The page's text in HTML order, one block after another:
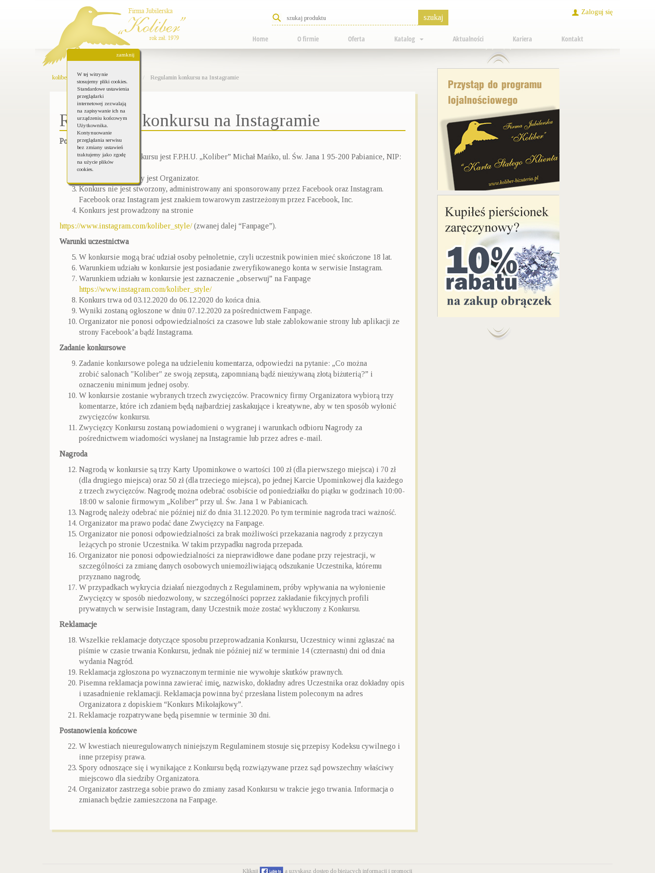
W tej witrynie
stosujemy pliki cookies.
Standardowe ustawienia
przeglądarki
internetowej zezwalają
na zapisywanie ich na
urządzeniu końcowym
Użytkownika.
Kontynuowanie
przeglądania serwisu
bez zmiany ustawień
traktujemy jako zgodę
na użycie plików
cookies.
zamknij
Zaloguj się
Home O firmie Oferta Katalog Aktualności Kariera Kontakt
koliber-bizuteria.pl Regulamin konkursu na Instagramie
Regulamin konkursu na Instagramie
Postanowienia ogólne
Organizatorem konkursu jest F.P.H.U. „Koliber” Michał Mańko, ul. Św. Jana 1 95-200 Pabianice, NIP:
728-234-89-81
Fundatorem nagrody jest Organizator.
Konkurs nie jest stworzony, administrowany ani sponsorowany przez Facebook oraz Instagram.
Facebook oraz Instagram jest znakiem towarowym zastrzeżonym przez Facebook, Inc.
Konkurs jest prowadzony na stronie
https://www.instagram.com/koliber_style/(zwanej dalej “Fanpage”).
Warunki uczestnictwa
W konkursie mogą brać udział osoby pełnoletnie, czyli uczestnik powinien mieć skończone 18 lat.
Warunkiem udziału w konkursie jest posiadanie zweryfikowanego konta w serwisie Instagram.
Warunkiem udziału w konkursie jest zaznaczenie „obserwuj” na Fanpage
https://www.instagram.com/koliber_style/
Konkurs trwa od 03.12.2020 do 06.12.2020 do końca dnia.
Wyniki zostaną ogłoszone w dniu 07.12.2020 za pośrednictwem Fanpage.
Organizator nie ponosi odpowiedzialności za czasowe lub stałe zablokowanie strony lub aplikacji ze
strony Facebook’a bądź Instagrama.
Zadanie konkursowe
Zadanie konkursowe polega na udzieleniu komentarza, odpowiedzi na pytanie: „Co można
zrobić salonach "Koliber" ze swoją zepsutą, zapomnianą bądź nieużywaną złotą biżuterią?” i
oznaczeniu minimum jednej osoby.
W konkursie zostanie wybranych trzech zwycięzców. Pracownicy firmy Organizatora wybiorą trzy
komentarze, które ich zdaniem będą najbardziej zaskakujące i kreatywne, aby w ten sposób wyłonić
zwycięzców konkursu.
Zwycięzcy Konkursu zostaną powiadomieni o wygranej i warunkach odbioru Nagrody za
pośrednictwem wiadomości wysłanej na Instagramie lub przez adres e-mail.
Nagroda
Nagrodą w konkursie są trzy Karty Upominkowe o wartości 100 zł (dla pierwszego miejsca) i 70 zł
(dla drugiego miejsca) oraz 50 zł (dla trzeciego miejsca), po jednej Karcie Upominkowej dla każdego
z trzech zwycięzców. Nagrodę̨ można odebrać osobiście od poniedziałku do piątku w godzinach 10:00-
18:00 w salonie firmowym „Koliber” przy ul. Św. Jana 1 w Pabianicach.
Nagrodę̨ należy odebrać nie później niż̇ do dnia 31.12.2020. Po tym terminie nagroda traci ważność.
Organizator ma prawo podać dane Zwycięzcy na Fanpage.
Organizator nie ponosi odpowiedzialności za brak możliwości przekazania nagrody z przyczyn
leżących po stronie Uczestnika. W takim przypadku nagroda przepada.
Organizator nie ponosi odpowiedzialności za nieprawidłowe dane podane przy rejestracji, w
szczególności za zmianę̨ danych osobowych uniemożliwiającą odszukanie Uczestnika, któremu
przyznano nagrodę̨.
W przypadkach wykrycia działań́ niezgodnych z Regulaminem, próby wpływania na wyłonienie
Zwycięzcy w sposób niedozwolony, w szczególności poprzez zakładanie fikcyjnych profili
prywatnych w serwisie Instagram, dany Uczestnik może zostać wykluczony z Konkursu.
Reklamacje
Wszelkie reklamacje dotyczące sposobu przeprowadzania Konkursu, Uczestnicy winni zgłaszać na
piśmie w czasie trwania Konkursu, jednak nie później niż̇ w terminie 14 (czternastu) dni od dnia
wydania Nagród.
Reklamacja zgłoszona po wyznaczonym terminie nie wywołuje skutków prawnych.
Pisemna reklamacja powinna zawierać imię̨, nazwisko, dokładny adres Uczestnika oraz dokładny opis
i uzasadnienie reklamacji. Reklamacja powinna być przesłana listem poleconym na adres
Organizatora z dopiskiem “Konkurs Mikołajkowy”.
Reklamacje rozpatrywane będą pisemnie w terminie 30 dni.
Postanowienia końcowe
W kwestiach nieuregulowanych niniejszym Regulaminem stosuje się̨ przepisy Kodeksu cywilnego i
inne przepisy prawa.
Spory odnoszące się i wynikające z Konkursu będą rozwiązywane przez sąd powszechny właściwy
miejscowo dla siedziby Organizatora.
Organizator zastrzega sobie prawo do zmiany zasad Konkursu w trakcie jego trwania. Informacja o
zmianach będzie zamieszczona na Fanpage.
Kliknij a uzyskasz dostęp do bieżących informacji i promocji